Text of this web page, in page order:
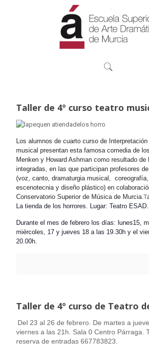
Taller de 4º curso teatro
Los alumnos de cuarto curso de
musical presentan esta famosa comedia de
Menken y Howard Ashman como resultado de
integradas, en las que participan profesores
(voz, canto, dramaturgia musical,
escenotecnia y diseño plástico) en
Conservatorio Superior de Música de Murcia.T
La tienda de los horrores. Lugar: Teatro ESAD.
Durante el mes de febrero los días: lunes15, m
miércoles, 17 y jueves 18 a las 19.30h y el
20.00h.
Taller de 4º curso de Teatro
Del 23 al 26 de febrero. De martes a
viernes a las 21h. Sala 0 Centro Párraga.
reserva de entradas 667783823.